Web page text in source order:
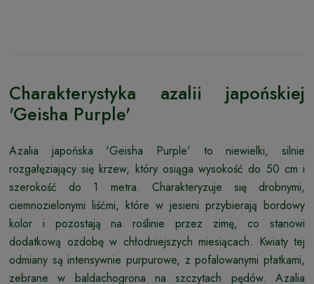
Charakterystyka azalii japońskiej
'Geisha Purple'
Azalia japońska 'Geisha Purple' to niewielki, silnie
rozgałęziający się krzew, który osiąga wysokość do 50 cm i
szerokość do 1 metra. Charakteryzuje się drobnymi,
ciemnozielonymi liśćmi, które w jesieni przybierają bordowy
kolor i pozostają na roślinie przez zimę, co stanowi
dodatkową ozdobę w chłodniejszych miesiącach. Kwiaty tej
odmiany są intensywnie purpurowe, z pofalowanymi płatkami,
zebrane w baldachogrona na szczytach pędów. Azalia